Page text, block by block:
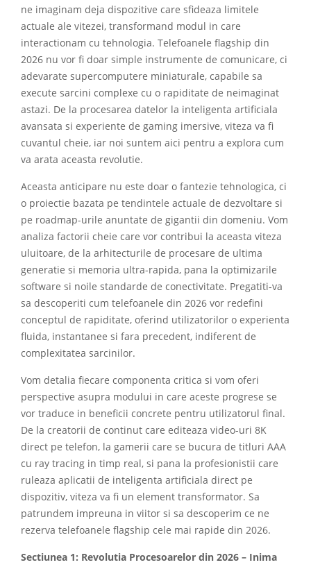
ne imaginam deja dispozitive care sfideaza limitele
actuale ale vitezei, transformand modul in care
interactionam cu tehnologia. Telefoanele flagship din
2026 nu vor fi doar simple instrumente de comunicare, ci
adevarate supercomputere miniaturale, capabile sa
execute sarcini complexe cu o rapiditate de neimaginat
astazi. De la procesarea datelor la inteligenta artificiala
avansata si experiente de gaming imersive, viteza va fi
cuvantul cheie, iar noi suntem aici pentru a explora cum
va arata aceasta revolutie.
Aceasta anticipare nu este doar o fantezie tehnologica, ci
o proiectie bazata pe tendintele actuale de dezvoltare si
pe roadmap-urile anuntate de gigantii din domeniu. Vom
analiza factorii cheie care vor contribui la aceasta viteza
uluitoare, de la arhitecturile de procesare de ultima
generatie si memoria ultra-rapida, pana la optimizarile
software si noile standarde de conectivitate. Pregatiti-va
sa descoperiti cum telefoanele din 2026 vor redefini
conceptul de rapiditate, oferind utilizatorilor o experienta
fluida, instantanee si fara precedent, indiferent de
complexitatea sarcinilor.
Vom detalia fiecare componenta critica si vom oferi
perspective asupra modului in care aceste progrese se
vor traduce in beneficii concrete pentru utilizatorul final.
De la creatorii de continut care editeaza video-uri 8K
direct pe telefon, la gamerii care se bucura de titluri AAA
cu ray tracing in timp real, si pana la profesionistii care
ruleaza aplicatii de inteligenta artificiala direct pe
dispozitiv, viteza va fi un element transformator. Sa
patrundem impreuna in viitor si sa descoperim ce ne
rezerva telefoanele flagship cele mai rapide din 2026.
Sectiunea 1: Revolutia Procesoarelor din 2026 – Inima